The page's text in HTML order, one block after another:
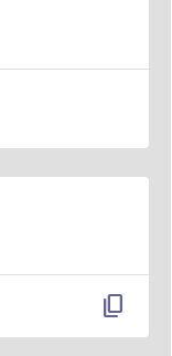
content_copy